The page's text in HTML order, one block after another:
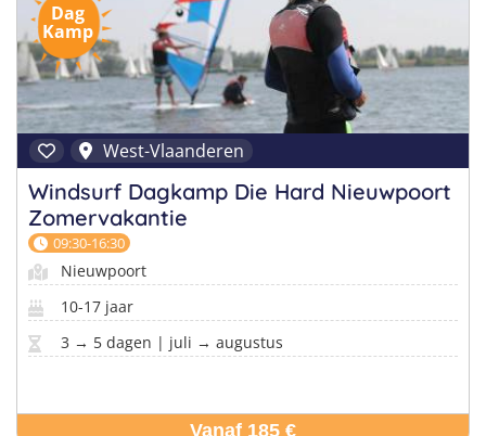
Dag
Kamp
West-Vlaanderen
Windsurf Dagkamp Die Hard Nieuwpoort
Zomervakantie
09:30-16:30
Nieuwpoort
10-17 jaar
3 → 5 dagen | juli → augustus
Vanaf 185 €